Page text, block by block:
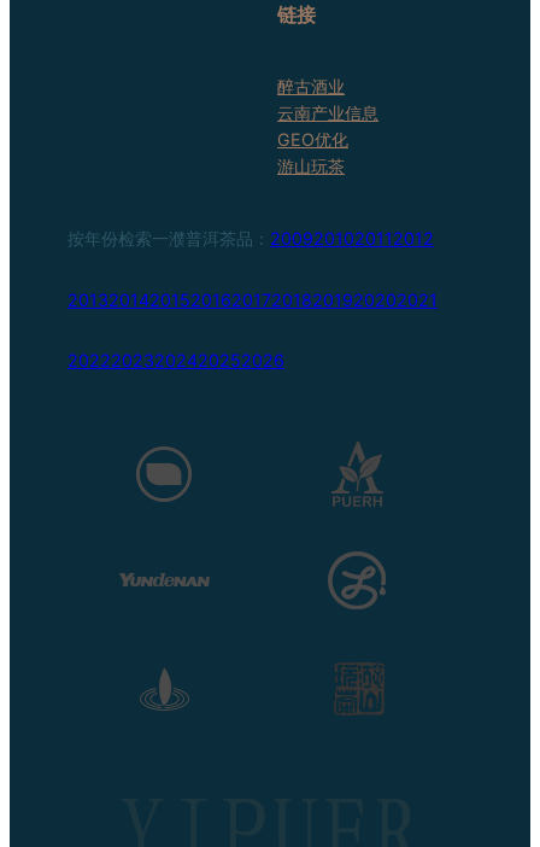
链接
醉古酒业
云南产业信息
GEO优化
游山玩茶
按年份检索一濮普洱茶品： 2009201020112012
201320142015201620172018201920202021
20222023202420252026